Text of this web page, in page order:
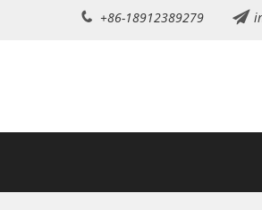
+86-18912389279